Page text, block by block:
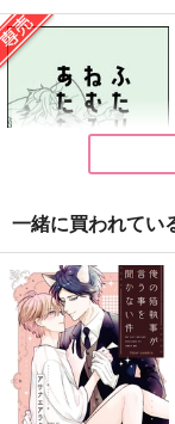
ふきよせ
286円（税込）
南泉一文字×山姥切長義
サンプル
作品詳細
猫の耳に念仏 夏
ketsuban
セール中 専売
715円（税込）
南泉一文字
ふたりでねむるとあた
たかい
インターチェンジ
専売 472円（税込）
刀剣乱舞
南泉一文字×山姥切長義
一緒に買われてい